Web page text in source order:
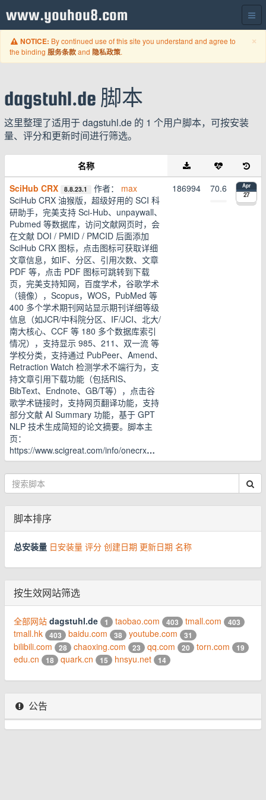
www.youhou8.com
×
NOTICE: By continued use of this site you understand and agree to
the binding 服务条款and 隐私政策.
dagstuhl.de 脚本
这里整理了适用于 dagstuhl.de 的 1 个用户脚本，可按安装
量、评分和更新时间进行筛选。
名称
SciHub CRX
8.8.23.1 作者： max
SciHub CRX 油猴版，超级好用的 SCI 科
研助手，完美支持 Sci-Hub、unpaywall、
Pubmed 等数据库，访问文献网页时，会
在文献 DOI / PMID / PMCID 后面添加
SciHub CRX 图标，点击图标可获取详细
文章信息，如IF、分区、引用次数、文章
PDF 等，点击 PDF 图标可跳转到下载
页，完美支持知网，百度学术，谷歌学术
（镜像），Scopus，WOS，PubMed 等
400 多个学术期刊网站显示期刊详细等级
信息（如JCR/中科院分区、IF/JCI、北大/
南大核心、CCF 等 180 多个数据库索引
情况），支持显示 985、211、双一流 等
学校分类，支持通过 PubPeer、Amend、
Retraction Watch 检测学术不端行为，支
持文章引用下载功能（包括RIS、
BibText、Endnote、GB/T等），点击谷
歌学术链接时，支持网页翻译功能，支持
部分文献 AI Summary 功能，基于 GPT
NLP 技术生成简短的论文摘要。脚本主
页：
https://www.scigreat.com/info/onecrx…
186994 70.6 Apr
27
脚本排序
总安装量 日安装量 评分 创建日期 更新日期 名称
按生效网站筛选
全部网站 dagstuhl.de 1 taobao.com 403 tmall.com 403
tmall.hk 403 baidu.com 38 youtube.com 31
bilibili.com 28 chaoxing.com 23 qq.com 20 torn.com 19
edu.cn 18 quark.cn 15 hnsyu.net 14
公告